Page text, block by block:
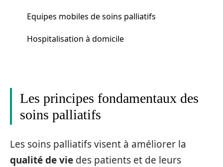
Equipes mobiles de soins palliatifs
Hospitalisation à domicile
Les principes fondamentaux des
soins palliatifs
Les soins palliatifs visent à améliorer la
qualité de vie des patients et de leurs